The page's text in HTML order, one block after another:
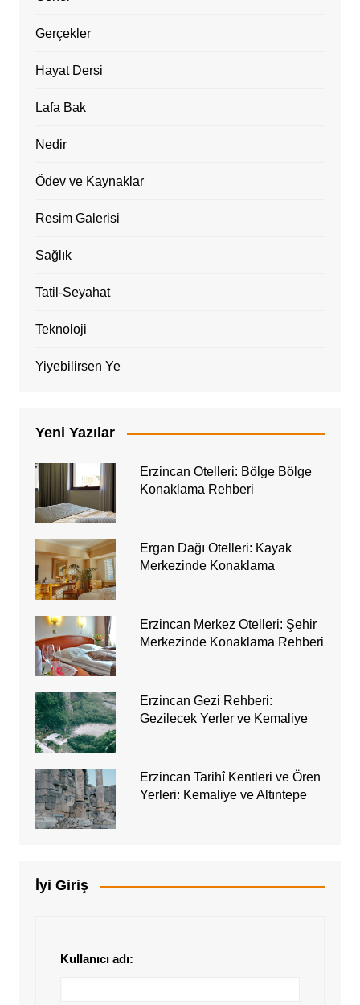
Gerçekler
Hayat Dersi
Lafa Bak
Nedir
Ödev ve Kaynaklar
Resim Galerisi
Sağlık
Tatil-Seyahat
Teknoloji
Yiyebilirsen Ye
Yeni Yazılar
Erzincan Otelleri: Bölge Bölge
Konaklama Rehberi
Ergan Dağı Otelleri: Kayak
Merkezinde Konaklama
Erzincan Merkez Otelleri: Şehir
Merkezinde Konaklama Rehberi
Erzincan Gezi Rehberi:
Gezilecek Yerler ve Kemaliye
Erzincan Tarihî Kentleri ve Ören
Yerleri: Kemaliye ve Altıntepe
İyi Giriş
Kullanıcı adı: